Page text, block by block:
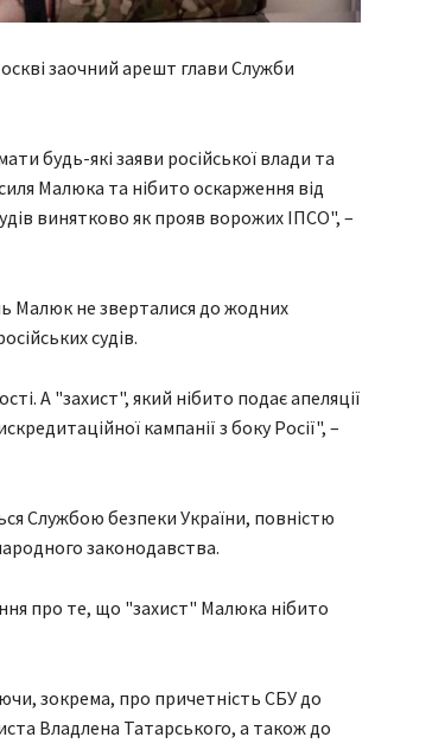
заочний арешт глави Служби
будь-які заяви російської влади та
Малюка та нібито оскарження від
винятково як прояв ворожих ІПСО", –
Малюк не зверталися до жодних
судів.
А "захист", який нібито подає апеляції
кампанії з боку Росії", –
Службою безпеки України, повністю
законодавства.
про те, що "захист" Малюка нібито
зокрема, про причетність СБУ до
Владлена Татарського, а також до